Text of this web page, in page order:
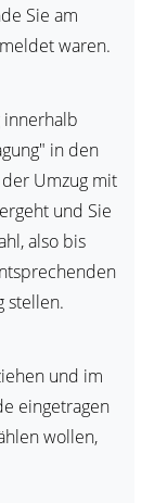
Sie am
waren.
innerhalb
in den
Umzug mit
und Sie
, also bis
stellen.
und im
eingetragen
wollen,